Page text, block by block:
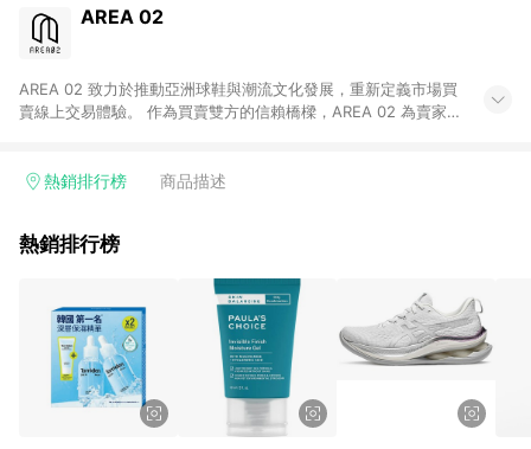
AREA 02
AREA 02 致力於推動亞洲球鞋與潮流文化發展，重新定義市場買
賣線上交易體驗。 作為買賣雙方的信賴橋樑，AREA 02 為賣家提
鞋、街頭服飾與收藏品交易平台。 客服專線：+886-2-2706-
熱銷排行榜 商品描述
熱銷排行榜